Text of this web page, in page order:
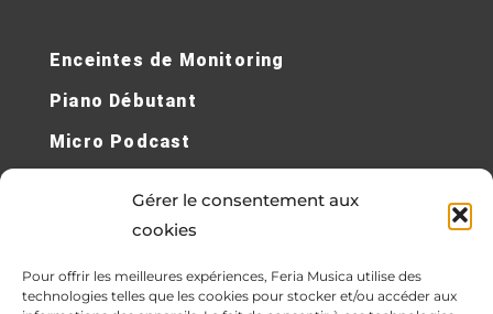
Gérer le consentement aux
cookies
Pour offrir les meilleures expériences, Feria Musica utilise des
technologies telles que les cookies pour stocker et/ou accéder aux
Enceintes de Monitoring
Piano Débutant
Micro Podcast
Cours de Piano en Ligne
Synthétiseur